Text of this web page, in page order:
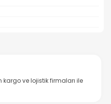
kargo ve lojistik firmaları ile